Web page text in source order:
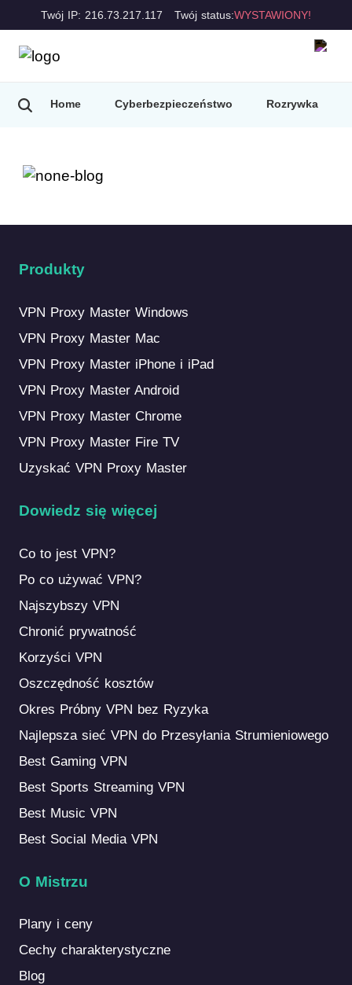
Twój IP: 216.73.217.117 Twój status:WYSTAWIONY!
Home Cyberbezpieczeństwo Rozrywka
Produkty
VPN Proxy Master Windows
VPN Proxy Master Mac
VPN Proxy Master iPhone i iPad
VPN Proxy Master Android
VPN Proxy Master Chrome
VPN Proxy Master Fire TV
Uzyskać VPN Proxy Master
Dowiedz się więcej
Co to jest VPN?
Po co używać VPN?
Najszybszy VPN
Chronić prywatność
Korzyści VPN
Oszczędność kosztów
Okres Próbny VPN bez Ryzyka
Najlepsza sieć VPN do Przesyłania Strumieniowego
Best Gaming VPN
Best Sports Streaming VPN
Best Music VPN
Best Social Media VPN
O Mistrzu
Plany i ceny
Cechy charakterystyczne
Blog